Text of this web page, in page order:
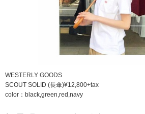
WESTERLY GOODS
SCOUT SOLID (長傘)¥12,800+tax
color：black,green,red,navy